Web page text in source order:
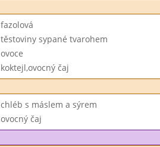
fazolová
těstoviny sypané tvarohem
ovoce
koktejl,ovocný čaj
chléb s máslem a sýrem
ovocný čaj